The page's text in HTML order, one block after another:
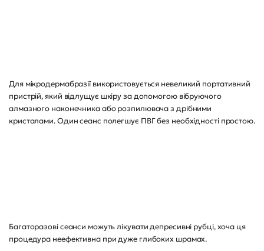
Для мікродермабразії використовується невеликий портативний
пристрій, який відлущує шкіру за допомогою вібруючого
алмазного наконечника або розпилювача з дрібними
кристалами. Один сеанс полегшує ПВГ без необхідності простою.
Багаторазові сеанси можуть лікувати депресивні рубці, хоча ця
процедура неефективна при дуже глибоких шрамах.